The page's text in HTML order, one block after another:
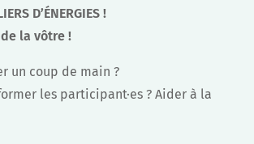
D’ÉNERGIES !
de la vôtre !
un coup de main ?
les participant·es ? Aider à la